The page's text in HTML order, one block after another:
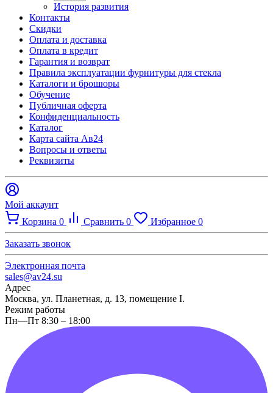
История развития
Контакты
Скидки
Оплата и доставка
Оплата в кредит
Гарантия и возврат
Правила эксплуатации фурнитуры для стекла
Каталоги и брошюры
Обучение
Публичная оферта
Конфиденциальность
Каталог
Карта сайта Ав24
Вопросы и ответы
Реквизиты
Мой аккаунт
Корзина 0 Сравнить 0 Избранное 0
Заказать звонок
Электронная почта
sales@av24.su
Адрес
Москва, ул. Планетная, д. 13, помещение I.
Режим работы
Пн—Пт 8:30 – 18:00